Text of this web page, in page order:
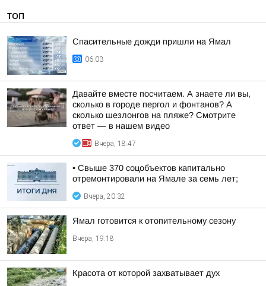
ТОП
Спасительные дожди пришли на Ямал
06:03
Давайте вместе посчитаем. А знаете ли вы,
сколько в городе пергол и фонтанов? А
сколько шезлонгов на пляже? Смотрите
ответ — в нашем видео
Вчера, 18:47
• Свыше 370 соцобъектов капитально
отремонтировали на Ямале за семь лет;
Вчера, 20:32
Ямал готовится к отопительному сезону
Вчера, 19:18
Красота от которой захватывает дух